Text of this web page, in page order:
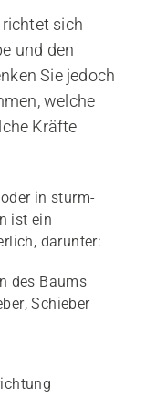
sich
und den
Sie jedoch
welche
Kräfte
in sturm-
ist ein
darunter:
des Baums
Schieber